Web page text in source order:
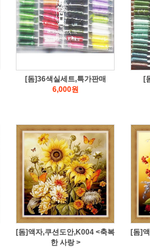
[돔]36색실세트,특가판매
6,000원
[
[돔]액자,쿠션도안,K004 <축복
한 사랑 >
[돔]